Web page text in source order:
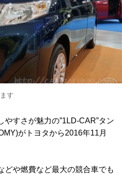
す
やすさが魅力の”1LD-CAR”タン
がトヨタから2016年11月
どや燃費など最大の競合車でも